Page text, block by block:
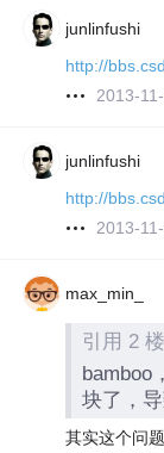
junlinfushi
http://
2013-
junlinfushi
http://
2013-
max_min_
引用 2
bamboo
块了，
其实这个问